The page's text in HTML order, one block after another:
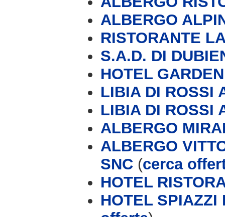
ALBERGO
RISTORANTE
S.A.D. DI
HOTEL
LIBIA DI ROSSI
LIBIA DI ROSSI
ALBERGO
ALBERGO
SNC (cerca
HOTEL
HOTEL SPIAZZI